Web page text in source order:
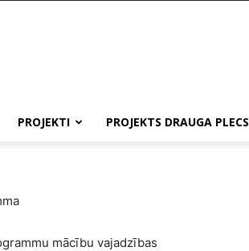
PROJEKTI PROJEKTS DRAUGA PLECS
mācību vajadzības